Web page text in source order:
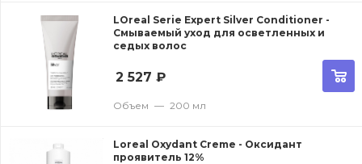
LOreal Serie Expert Silver Conditioner -
Смываемый уход для осветленных и
седых волос
2 527 ₽
Объем — 200 мл
Loreal Oxydant Creme - Оксидант
проявитель 12%